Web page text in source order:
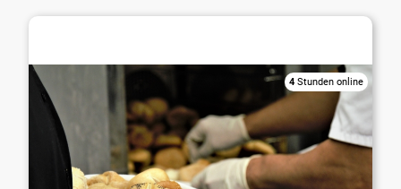
4 Stunden online